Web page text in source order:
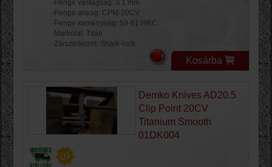
-Penge vastagság: 3.1 mm
-Penge anyag: CPM-20CV
-Penge keménység: 59-61 HRC
-Markolat: Titán
-Zárszerkezet: Shark-lock
Kosárba
Demko Knives AD20.5
Clip Point 20CV
Titanium Smooth
01DK004